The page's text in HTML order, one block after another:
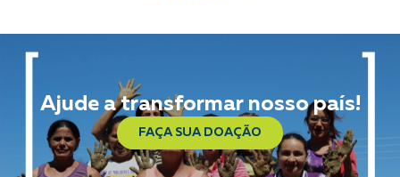
Ajude a transformar nosso país!
FAÇA SUA DOAÇÃO